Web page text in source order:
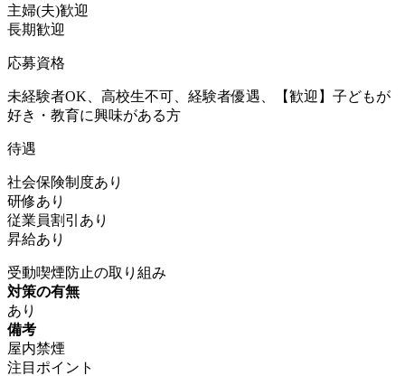
主婦(夫)歓迎
長期歓迎
応募資格
未経験者OK、高校生不可、経験者優遇、【歓迎】子どもが
好き・教育に興味がある方
待遇
社会保険制度あり
研修あり
従業員割引あり
昇給あり
受動喫煙防止の取り組み
対策の有無
あり
備考
屋内禁煙
注目ポイント